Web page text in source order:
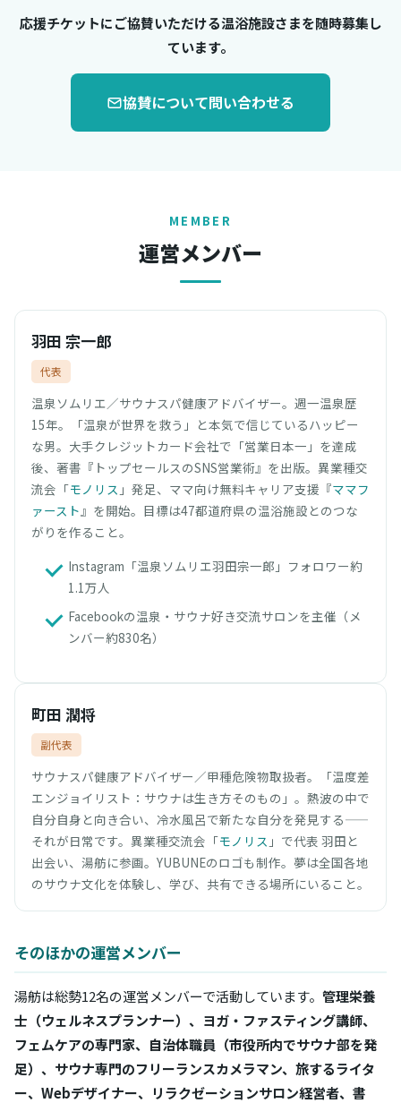
応援チケットにご協賛いただける温浴施設さまを随時募集し
ています。
協賛について問い合わせる
MEMBER
運営メンバー
羽田 宗一郎
代表
温泉ソムリエ／サウナスパ健康アドバイザー。週一温泉歴
15年。「温泉が世界を救う」と本気で信じているハッピー
な男。大手クレジットカード会社で「営業日本一」を達成
後、著書『トップセールスのSNS営業術』を出版。異業種交
流会「モノリス 」発足、ママ向け無料キャリア支援『ママフ
ァースト』を開始。目標は47都道府県の温浴施設とのつな
がりを作ること。
Instagram「温泉ソムリエ羽田宗一郎」フォロワー約
1.1万人
Facebookの温泉・サウナ好き交流サロンを主催（メ
ンバー約830名）
町田 潤将
副代表
サウナスパ健康アドバイザー／甲種危険物取扱者。「温度差
エンジョイリスト：サウナは生き方そのもの」。熱波の中で
自分自身と向き合い、冷水風呂で新たな自分を発見する——
それが日常です。異業種交流会「モノリス 」で代表 羽田と
出会い、湯舫に参画。YUBUNEのロゴも制作。夢は全国各地
のサウナ文化を体験し、学び、共有できる場所にいること。
そのほかの運営メンバー
湯舫は総勢12名の運営メンバーで活動しています。 管理栄養
士（ウェルネスプランナー）、ヨガ・ファスティング講師、
フェムケアの専門家、自治体職員（市役所内でサウナ部を発
足）、サウナ専門のフリーランスカメラマン、旅するライタ
ー、Webデザイナー、リラクゼーションサロン経営者、書